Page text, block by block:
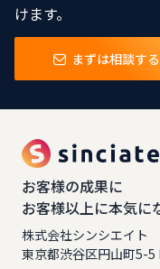
けます。
まずは相談する
お客様の成果に
お客様以上に本気に
株式会社シンシエイト
東京都渋谷区円山町5-5